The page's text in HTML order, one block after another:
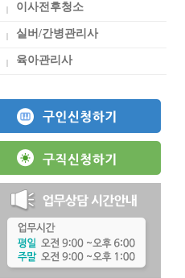
이사전후청소
실버/간병관리사
육아관리사